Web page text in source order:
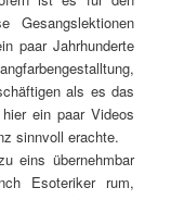
Gesangslektionen
paar Jahrhunderte
als es das
ein paar Videos
sinnvoll erachte.
eins übernehmbar
Esoteriker rum,